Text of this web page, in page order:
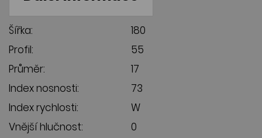
Šířka:
180
Profil:
55
Průměr:
17
Index nosnosti:
73
Index rychlosti:
W
Vnější hlučnost:
0